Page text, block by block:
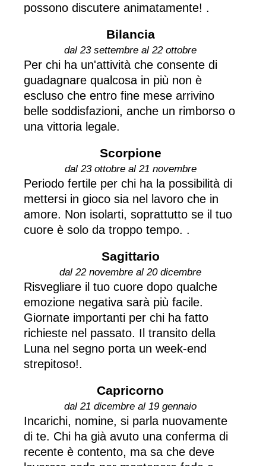
possono discutere animatamente! .
Bilancia
dal 23 settembre al 22 ottobre
Per chi ha un'attività che consente di
guadagnare qualcosa in più non è
escluso che entro fine mese arrivino
belle soddisfazioni, anche un rimborso o
una vittoria legale.
Scorpione
dal 23 ottobre al 21 novembre
Periodo fertile per chi ha la possibilità di
mettersi in gioco sia nel lavoro che in
amore. Non isolarti, soprattutto se il tuo
cuore è solo da troppo tempo. .
Sagittario
dal 22 novembre al 20 dicembre
Risvegliare il tuo cuore dopo qualche
emozione negativa sarà più facile.
Giornate importanti per chi ha fatto
richieste nel passato. Il transito della
Luna nel segno porta un week-end
strepitoso!.
Capricorno
dal 21 dicembre al 19 gennaio
Incarichi, nomine, si parla nuovamente
di te. Chi ha già avuto una conferma di
recente è contento, ma sa che deve